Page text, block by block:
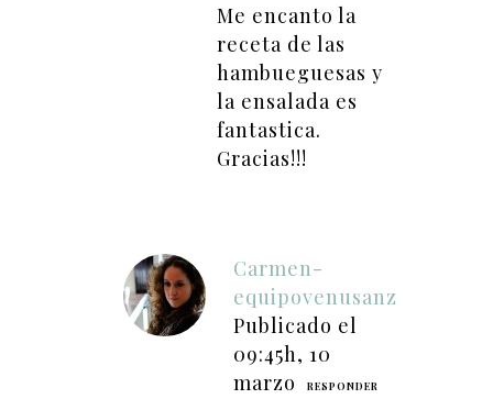
Me encanto la
receta de las
hambueguesas y
la ensalada es
fantastica.
Gracias!!!
Carmen-
equipovenusanz
Publicado el
09:45h, 10
marzo
RESPONDER